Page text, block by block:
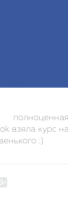
взяла курс
:)